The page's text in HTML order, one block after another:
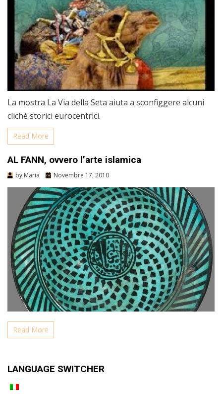
La mostra La Via della Seta aiuta a sconfiggere alcuni
cliché storici eurocentrici.
Read More
AL FANN, ovvero l’arte islamica
by Maria Novembre 17, 2010
Read More
LANGUAGE SWITCHER